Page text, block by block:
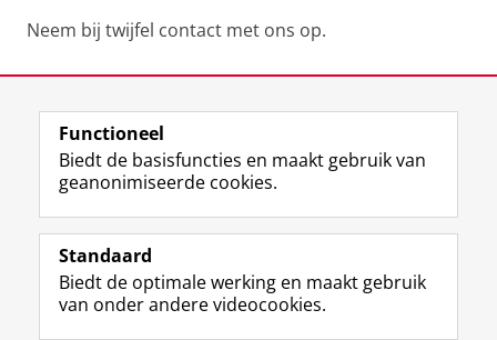
Neem bij twijfel contact met ons op.
View this page in:English
Volg ons op
M
a
t
o
I
n
t
De UB voor medewerkers
Functioneel
Biedt de basisfuncties en maakt gebruik van
geanonimiseerde cookies.
Standaard
Biedt de optimale werking en maakt gebruik
van onder andere videocookies.